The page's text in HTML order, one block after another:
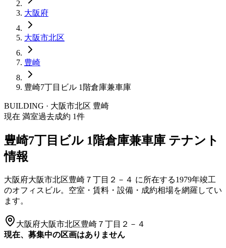
大阪府
大阪市北区
豊崎
豊崎7丁目ビル 1階倉庫兼車庫
BUILDING · 大阪市北区 豊崎
現在 満室過去成約 1件
豊崎7丁目ビル 1階倉庫兼車庫 テナント
情報
大阪府大阪市北区豊崎７丁目２－４ に所在する1979年竣工
のオフィスビル。空室・賃料・設備・成約相場を網羅してい
ます。
大阪府大阪市北区豊崎７丁目２－４
現在、募集中の区画はありません